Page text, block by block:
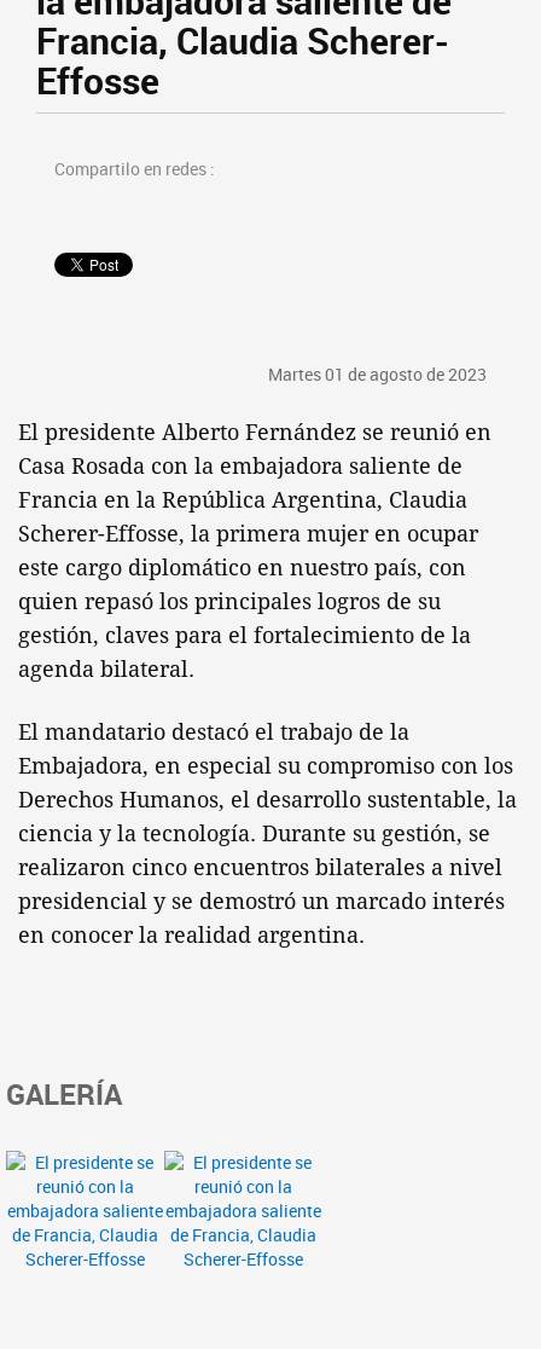
Francia, Claudia Scherer-
Effosse
Compartilo en redes :
Martes 01 de agosto de 2023
El presidente Alberto Fernández se reunió en
Casa Rosada con la embajadora saliente de
Francia en la República Argentina, Claudia
Scherer-Effosse, la primera mujer en ocupar
este cargo diplomático en nuestro país, con
quien repasó los principales logros de su
gestión, claves para el fortalecimiento de la
agenda bilateral.
El mandatario destacó el trabajo de la
Embajadora, en especial su compromiso con los
Derechos Humanos, el desarrollo sustentable, la
ciencia y la tecnología. Durante su gestión, se
realizaron cinco encuentros bilaterales a nivel
presidencial y se demostró un marcado interés
en conocer la realidad argentina.
GALERÍA